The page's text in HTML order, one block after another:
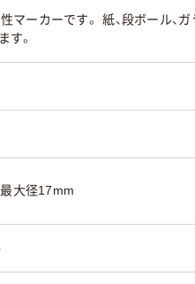
マーカーです。 紙、段ボール、
す。
大径17mm